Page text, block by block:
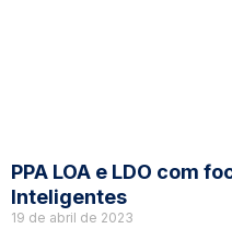
PPA LOA e LDO com
Inteligentes
19 de abril de 2023